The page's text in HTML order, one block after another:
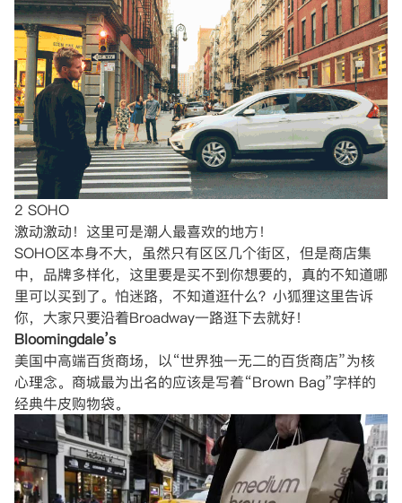
2 SOHO
激动激动！这里可是潮人最喜欢的地方！
SOHO区本身不大，虽然只有区区几个街区，但是商店集
中，品牌多样化，这里要是买不到你想要的，真的不知道哪
里可以买到了。怕迷路，不知道逛什么？小狐狸这里告诉
你，大家只要沿着Broadway一路逛下去就好！
Bloomingdale’s
美国中高端百货商场，以“世界独一无二的百货商店”为核
心理念。商城最为出名的应该是写着“Brown Bag”字样的
经典牛皮购物袋。